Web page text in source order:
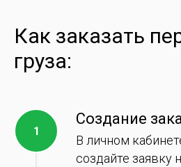
Как заказать
груза:
Создание
В личном
создайте заявку